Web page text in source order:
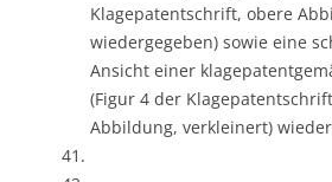
Klagepatentschrift, obere
wiedergegeben) sowie eine
Ansicht einer
(Figur 4 der
Abbildung, verkleinert)